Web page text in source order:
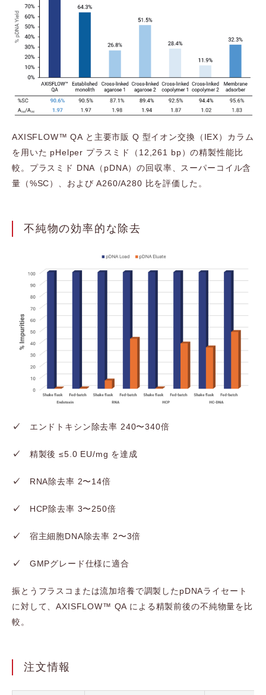
AXISFLOW™ QA と主要市販 Q 型イオン交換（IEX）カラム
を用いた pHelper プラスミド（12,261 bp）の精製性能比
較。プラスミド DNA（pDNA）の回収率、スーパーコイル含
量（%SC）、および A260/A280 比を評価した。
不純物の効率的な除去
✓ エンドトキシン除去率 240〜340倍
✓ 精製後 ≤5.0 EU/mg を達成
✓ RNA除去率 2〜14倍
✓ HCP除去率 3〜250倍
✓ 宿主細胞DNA除去率 2〜3倍
✓ GMPグレード仕様に適合
振とうフラスコまたは流加培養で調製したpDNAライセート
に対して、AXISFLOW™ QA による精製前後の不純物量を比
較。
注文情報